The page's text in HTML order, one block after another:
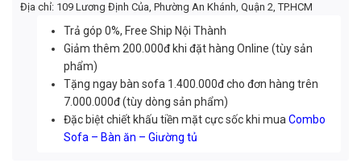
Địa chỉ: 109 Lương Định Của, Phường An Khánh, Quận 2, TP.HCM
Trả góp 0%, Free Ship Nội Thành
Giảm thêm 200.000đ khi đặt hàng Online (tùy sản
phẩm)
Tặng ngay bàn sofa 1.400.000đ cho đơn hàng trên
7.000.000đ (tùy dòng sản phẩm)
Đặc biệt chiết khấu tiền mặt cực sốc khi muaCombo
Sofa – Bàn ăn – Giường tủ